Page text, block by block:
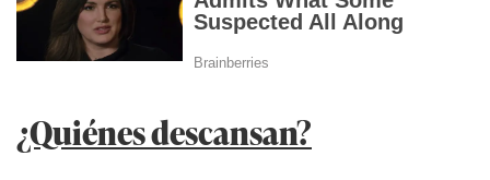
¿Quiénes descansan?